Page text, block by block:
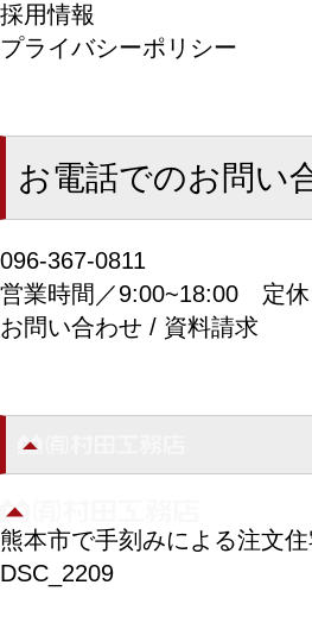
採用情報
プライバシーポリシー
お電話でのお問い
096-367-0811
営業時間／9:00~18:00 定
お問い合わせ / 資料請求
熊本市で手刻みによる注文
DSC_2209